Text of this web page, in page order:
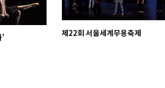
제22회 서울세계무용축제